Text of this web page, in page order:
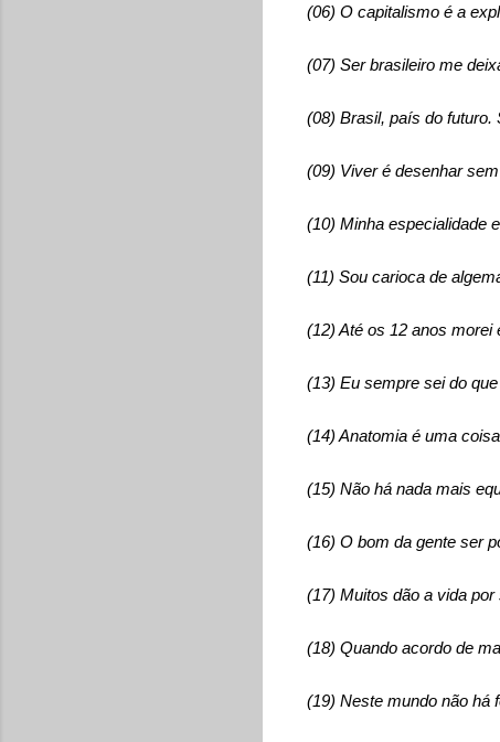
(06) O capitalismo é a
(07) Ser brasileiro me
(08) Brasil, país do futuro.
(09) Viver é desenhar
(10) Minha especialidade
(11) Sou carioca de
(12) Até os 12 anos
(13) Eu sempre sei do
(14) Anatomia é uma
(15) Não há nada mais
(16) O bom da gente ser
(17) Muitos dão a vida
(18) Quando acordo de
(19) Neste mundo não há